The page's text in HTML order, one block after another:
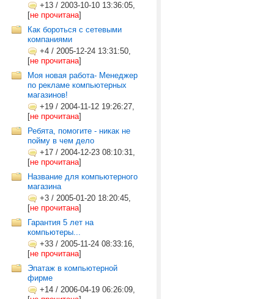
+13 / 2003-10-10 13:36:05,
[не прочитана]
Как бороться с сетевыми
компаниями
+4 / 2005-12-24 13:31:50,
[не прочитана]
Моя новая работа- Менеджер
по рекламе компьютерных
магазинов!
+19 / 2004-11-12 19:26:27,
[не прочитана]
Ребята, помогите - никак не
пойму в чем дело
+17 / 2004-12-23 08:10:31,
[не прочитана]
Название для компьютерного
магазина
+3 / 2005-01-20 18:20:45,
[не прочитана]
Гарантия 5 лет на
компьютеры...
+33 / 2005-11-24 08:33:16,
[не прочитана]
Эпатаж в компьютерной
фирме
+14 / 2006-04-19 06:26:09,